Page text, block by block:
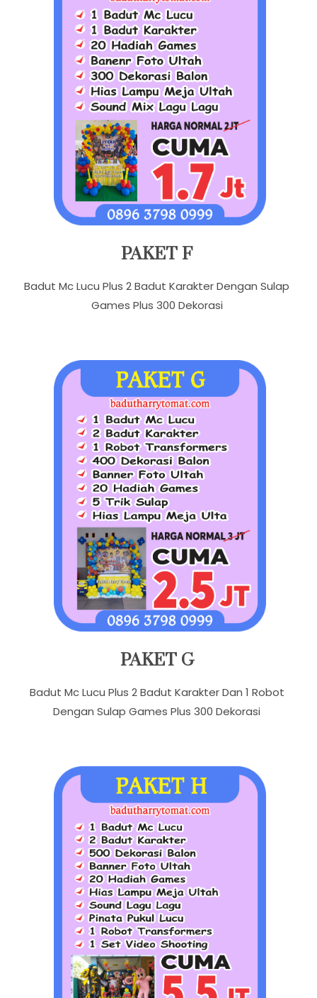
PAKET F
Badut Mc Lucu Plus 2 Badut Karakter Dengan Sulap
Games Plus 300 Dekorasi
PAKET G
Badut Mc Lucu Plus 2 Badut Karakter Dan 1 Robot
Dengan Sulap Games Plus 300 Dekorasi